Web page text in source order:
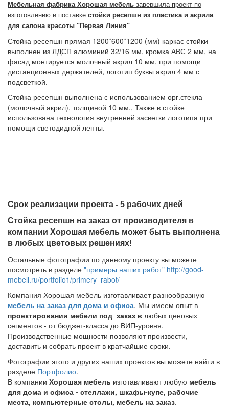
Мебельная фабрика Хорошая мебель завершила проект по
изготовлению и поставке стойки ресепшн из пластика и акрила
для салона красоты "Первая Линия"
Стойка ресепшн прямая 1200*600*1200 (мм) каркас стойки
выполнен из ЛДСП алюминий 32/16 мм, кромка АВС 2 мм, на
фасад монтируется молочный акрил 10 мм, при помощи
дистанционных держателей, логотип буквы акрил 4 мм с
подсветкой.
Стойка ресепшн выполнена с использованием орг.стекла
(молочный акрил), толщиной 10 мм., Также в стойке
использована технология внутренней засветки логотипа при
помощи светодидной ленты.
Срок реализации проекта - 5 рабочих дней
Стойка ресепшн на заказ от производителя в
компании Хорошая мебель может быть выполнена
в любых цветовых решениях!
Остальные фотографии по данному проекту вы можете
посмотреть в разделе "примеры наших работ" http://good-
mebell.ru/portfolio1/primery_rabot/
Компания Хорошая мебель изготавливает разнообразную
мебель на заказ для дома и офиса. Мы имеем опыт в
проектировании мебели под заказ в любых ценовых
сегментов - от бюджет-класса до ВИП-уровня.
Производственные мощности позволяют произвести,
доставить и собрать проект в кратчайшие сроки.
Фотографии этого и других наших проектов вы можете найти в
разделе Портфолио.
В компании Хорошая мебель изготавливают любую мебель
для дома и офиса - стеллажи, шкафы-купе, рабочие
места, компьютерные столы, мебель на заказ.